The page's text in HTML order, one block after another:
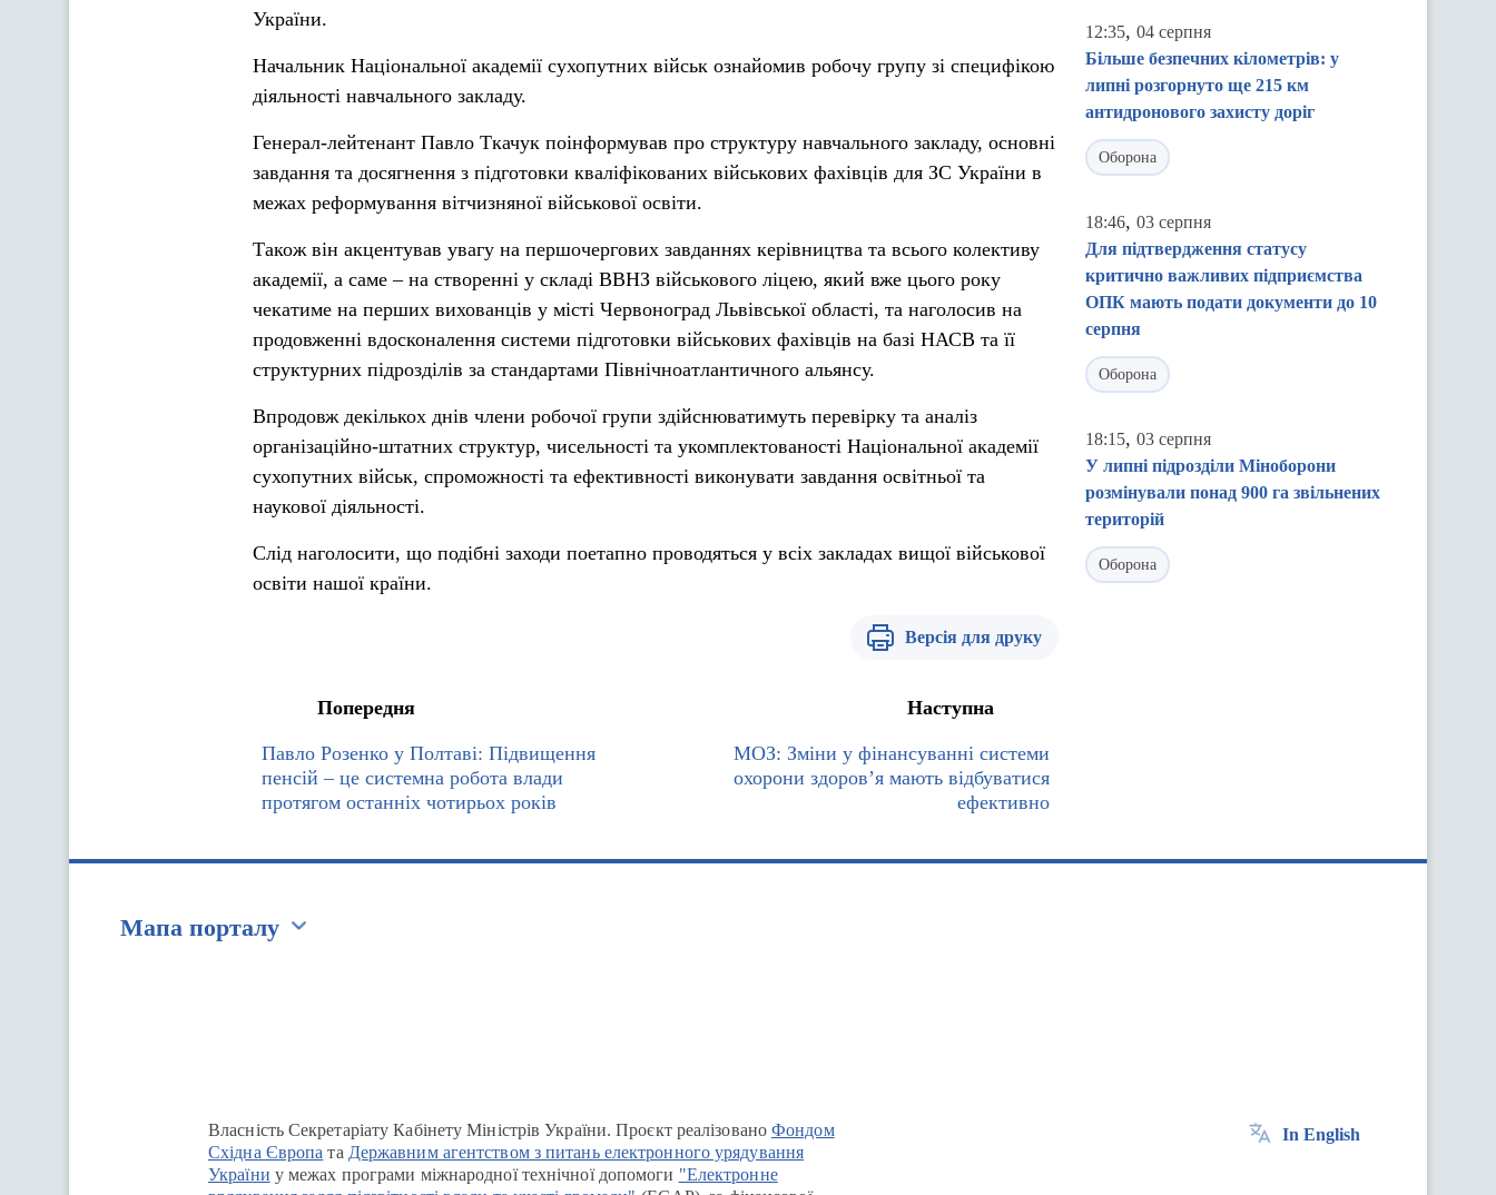
України.
Начальник Національної академії сухопутних військ ознайомив робочу групу зі специфікою
діяльності навчального закладу.
Генерал-лейтенант Павло Ткачук поінформував про структуру навчального закладу, основні
завдання та досягнення з підготовки кваліфікованих військових фахівців для ЗС України в
межах реформування вітчизняної військової освіти.
Також він акцентував увагу на першочергових завданнях керівництва та всього колективу
академії, а саме – на створенні у складі ВВНЗ військового ліцею, який вже цього року
чекатиме на перших вихованців у місті Червоноград Львівської області, та наголосив на
продовженні вдосконалення системи підготовки військових фахівців на базі НАСВ та її
структурних підрозділів за стандартами Північноатлантичного альянсу.
Впродовж декількох днів члени робочої групи здійснюватимуть перевірку та аналіз
організаційно-штатних структур, чисельності та укомплектованості Національної академії
сухопутних військ, спроможності та ефективності виконувати завдання освітньої та
наукової діяльності.
Слід наголосити, що подібні заходи поетапно проводяться у всіх закладах вищої військової
освіти нашої країни.
Версія для друку
Попередня
Павло Розенко у Полтаві: Підвищення
пенсій – це системна робота влади
протягом останніх чотирьох років
Наступна
МОЗ: Зміни у фінансуванні системи
охорони здоров’я мають відбуватися
ефективно
12:35, 04 серпня
Більше безпечних кілометрів: у
липні розгорнуто ще 215 км
антидронового захисту доріг
Оборона
18:46, 03 серпня
Для підтвердження статусу
критично важливих підприємства
ОПК мають подати документи до 10
серпня
Оборона
18:15, 03 серпня
У липні підрозділи Міноборони
розмінували понад 900 га звільнених
територій
Оборона
Мапа порталу
Власність Секретаріату Кабінету Міністрів України. Проєкт реалізованоФондом
Східна Європа та Державним агентством з питань електронного урядування
України у межах програми міжнародної технічної допомоги "Електронне
In English